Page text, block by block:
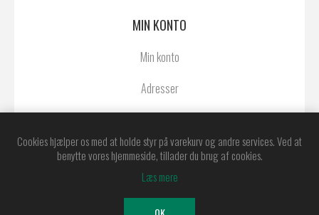
MIN KONTO
Min konto
Adresser
Copyright © 2026 Østerby Agentur A/S. Alle
Cookies hjælper os med at holde styr på varekurv og andre services. Ved at
benytte vores hjemmeside, tillader du brug af cookies.
Læs mere